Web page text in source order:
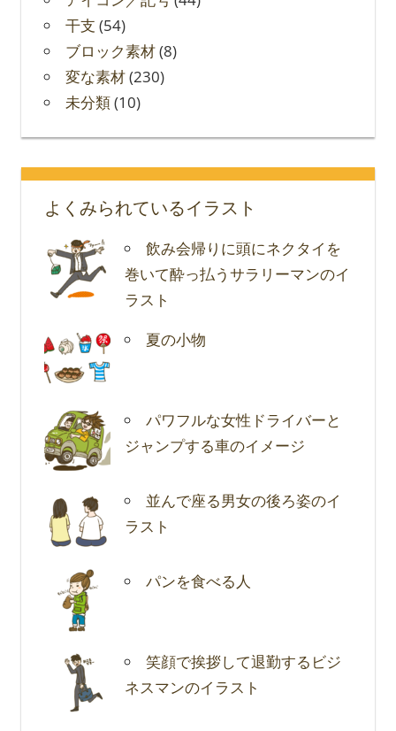
干支 (54)
ブロック素材(8)
変な素材(230)
未分類(10)
よくみられているイラスト
飲み会帰りに頭にネクタイを
巻いて酔っ払うサラリーマンのイ
ラスト
夏の小物
パワフルな女性ドライバーと
ジャンプする車のイメージ
並んで座る男女の後ろ姿のイ
ラスト
パンを食べる人
笑顔で挨拶して退勤するビジ
ネスマンのイラスト